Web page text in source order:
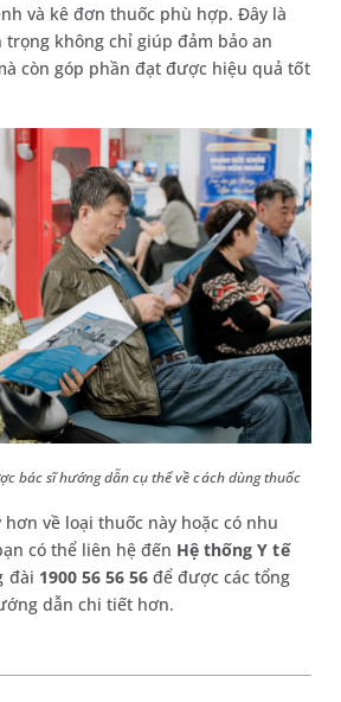
và kê đơn thuốc phù hợp. Đây là
không chỉ giúp đảm bảo an
còn góp phần đạt được hiệu quả tốt
bác sĩ hướng dẫn cụ thể về cách dùng thuốc
về loại thuốc này hoặc có nhu
có thể liên hệ đến Hệ thống Y tế
đài 1900 56 56 56 để được các tổng
dẫn chi tiết hơn.